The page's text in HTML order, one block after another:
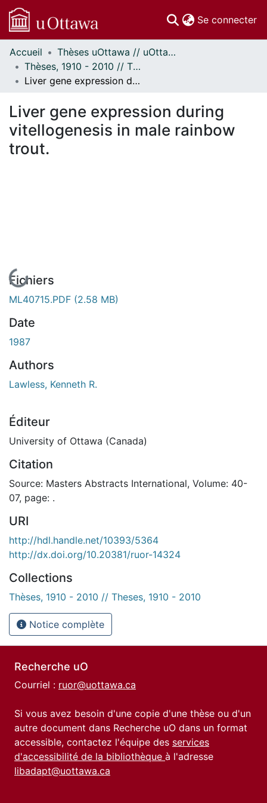
Se connecter
Communautés
et collections
Parcourir
À propos
Accueil
Thèses uOttawa // uOttawa Theses
Thèses, 1910 - 2010 // Theses, 1910 - 2010
Liver gene expression during vitellogenesis in male rainbow trout.
Liver gene expression during
vitellogenesis in male rainbow
trout.
En cours de chargement...
Fichiers
ML40715.PDF (2.58 MB)
Date
1987
Authors
Lawless, Kenneth R.
Éditeur
University of Ottawa (Canada)
Citation
Source: Masters Abstracts International, Volume: 40-
07, page: .
URI
http://hdl.handle.net/10393/5364
http://dx.doi.org/10.20381/ruor-14324
Collections
Thèses, 1910 - 2010 // Theses, 1910 - 2010
Notice complète
Recherche uO
Courriel : ruor@uottawa.ca
Si vous avez besoin d'une copie d'une thèse ou d'un
autre document dans Recherche uO dans un format
accessible, contactez l'équipe des services
d'accessibilité de la bibliothèque à l'adresse
libadapt@uottawa.ca